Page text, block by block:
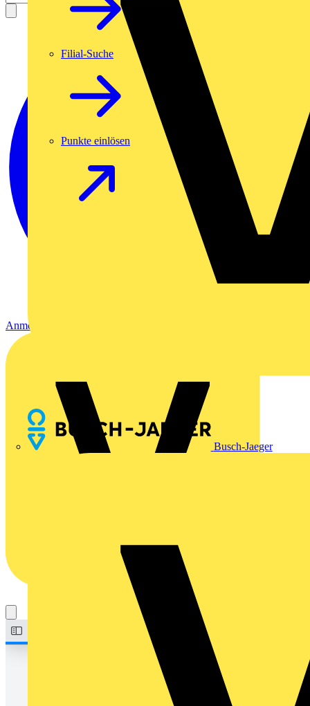
Busch-Jaeger
Filial-Suche
Punkte einlösen
Anmelden